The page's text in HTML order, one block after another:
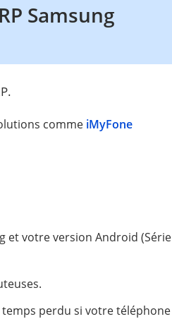
Samsung
comme iMyFone
et votre version Android (Série
perdu si votre téléphone